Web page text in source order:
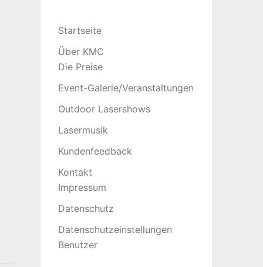
Startseite
Über KMC
Die Preise
Event-Galerie/Veranstaltungen
Outdoor Lasershows
Lasermusik
Kundenfeedback
Kontakt
Impressum
Datenschutz
Datenschutzeinstellungen
Benutzer